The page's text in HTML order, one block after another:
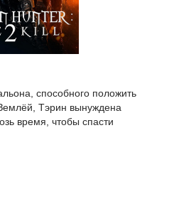
способного положить
Тэрин вынуждена
время, чтобы спасти